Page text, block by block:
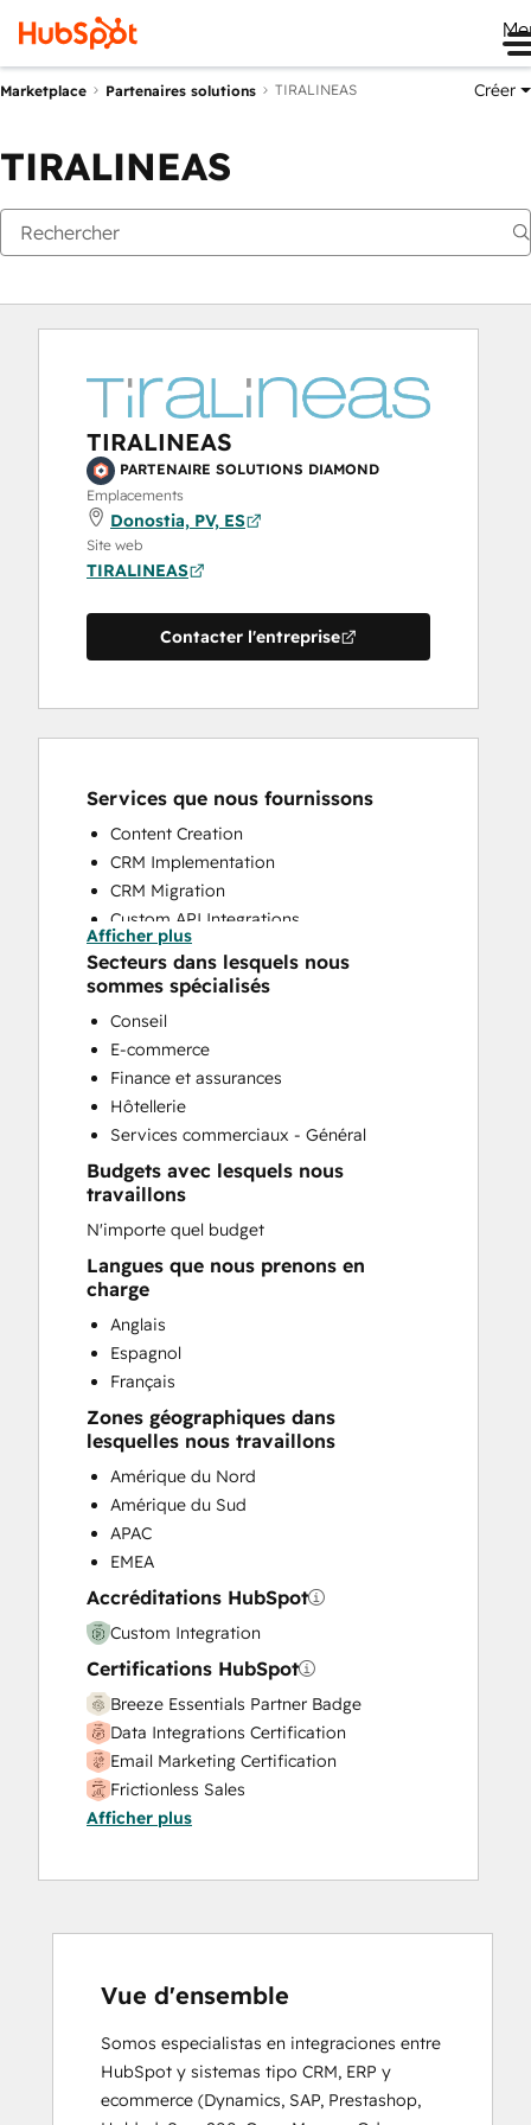
Marketplace Partenaires solutions TIRALINEAS Créer
TIRALINEAS
TIRALINEAS
PARTENAIRE SOLUTIONS DIAMOND
Emplacements
Donostia, PV, ES
Site web
TIRALINEAS
Contacter l'entreprise
Services que nous fournissons
Content Creation
CRM Implementation
CRM Migration
Custom API Integrations
Customer Marketing
Customer Success Training
Email Marketing
Full Inbound Marketing Services
Help Desk Implementation
HubSpot Onboarding
Knowledge Base Development
Paid Advertising
Programmable Automation
Sales and Marketing Alignment
Sales Coaching and Training
Sales Enablement
Search Engine Optimization
Website Design
Website Development
Afficher plus
Secteurs dans lesquels nous
sommes spécialisés
Conseil
E-commerce
Finance et assurances
Hôtellerie
Services commerciaux - Général
Budgets avec lesquels nous
travaillons
N'importe quel budget
Langues que nous prenons en
charge
Anglais
Espagnol
Français
Zones géographiques dans
lesquelles nous travaillons
Amérique du Nord
Amérique du Sud
APAC
EMEA
Accréditations HubSpot
Custom Integration
Certifications HubSpot
Breeze Essentials Partner Badge
Data Integrations Certification
Email Marketing Certification
Frictionless Sales
HubSpot Implementation for Partners
Certification
HubSpot Sales Software
Inbound
Inbound Marketing Optimization
Integrating With HubSpot I: Foundations
Objectives-Based Onboarding
Afficher plus
Vue d'ensemble
Somos especialistas en integraciones entre
HubSpot y sistemas tipo CRM, ERP y
ecommerce (Dynamics, SAP, Prestashop,